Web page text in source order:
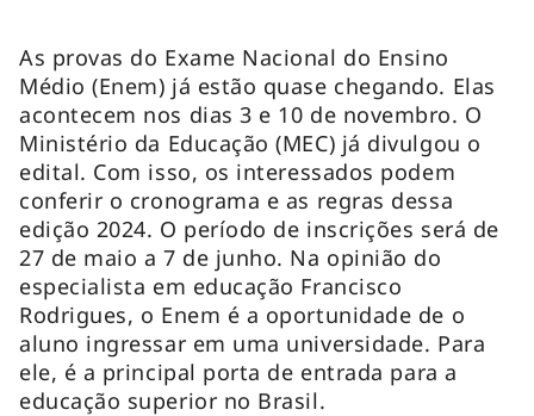
As provas do Exame Nacional do Ensino
Médio (Enem) já estão quase chegando. Elas
acontecem nos dias 3 e 10 de novembro. O
Ministério da Educação (MEC) já divulgou o
edital. Com isso, os interessados podem
conferir o cronograma e as regras dessa
edição 2024. O período de inscrições será de
27 de maio a 7 de junho. Na opinião do
especialista em educação Francisco
Rodrigues, o Enem é a oportunidade de o
aluno ingressar em uma universidade. Para
ele, é a principal porta de entrada para a
educação superior no Brasil.